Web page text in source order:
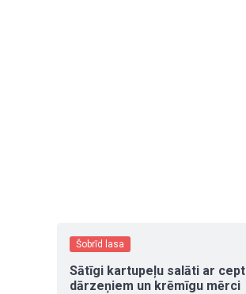
Šobrīd lasa
Sātīgi kartupeļu salāti ar
dārzeņiem un krēmīgu mērci